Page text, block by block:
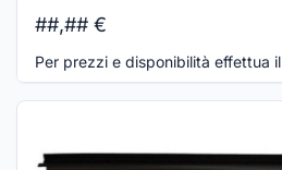
##,## €
Per prezzi e disponibilità effettua il